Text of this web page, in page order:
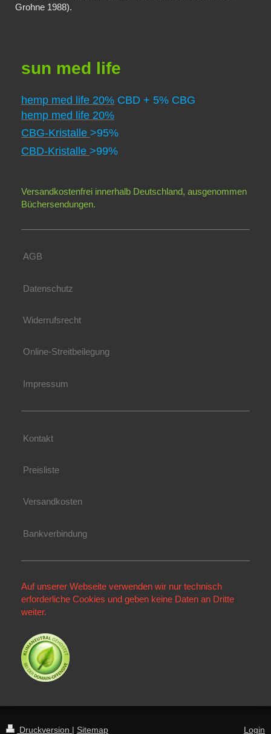
Grohne 1988).
sun med life
he​mp med life 20% CBD + 5% CBG
he​mp med life 20%
CBG-Kristalle >95%
CBD-Kristalle >99%
Versandkostenfrei innerhalb Deutschland, ausgenommen
Büchersendungen.
AGB
Datenschutz
Widerrufsrecht
Online-Streitbeilegung
Impressum
Kontakt
Preisliste
Versandkosten
Bankverbindung
Auf unserer Webseite verwenden wir nur technisch
erforderliche Cookies und geben keine Daten an Dritte
weiter.
Druckversion | Sitemap Login